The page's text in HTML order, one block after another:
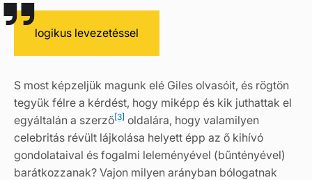
logikus levezetéssel
S most képzeljük magunk elé Giles olvasóit, és rögtön
tegyük félre a kérdést, hogy miképp és kik juthattak el
egyáltalán a szerző[3] oldalára, hogy valamilyen
celebritás révült lájkolása helyett épp az ő kihívó
gondolataival és fogalmi leleményével (bűntényével)
barátkozzanak? Vajon milyen arányban bólogatnak